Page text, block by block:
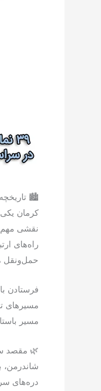
🏙
کرمان
نقشی مهم
راه‌های
حمل‌ونقل
فرستادن
مسیرهای
مسیر
🌿 مقصد
دره‌های